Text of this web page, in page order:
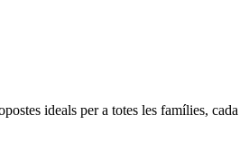
ideals per a totes les famílies, cada